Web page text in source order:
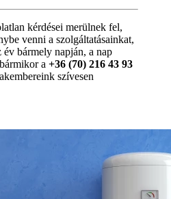
kérdései merülnek fel,
venni a szolgáltatásainkat,
bármely napján, a nap
a +36 (70) 216 43 93
szívesen